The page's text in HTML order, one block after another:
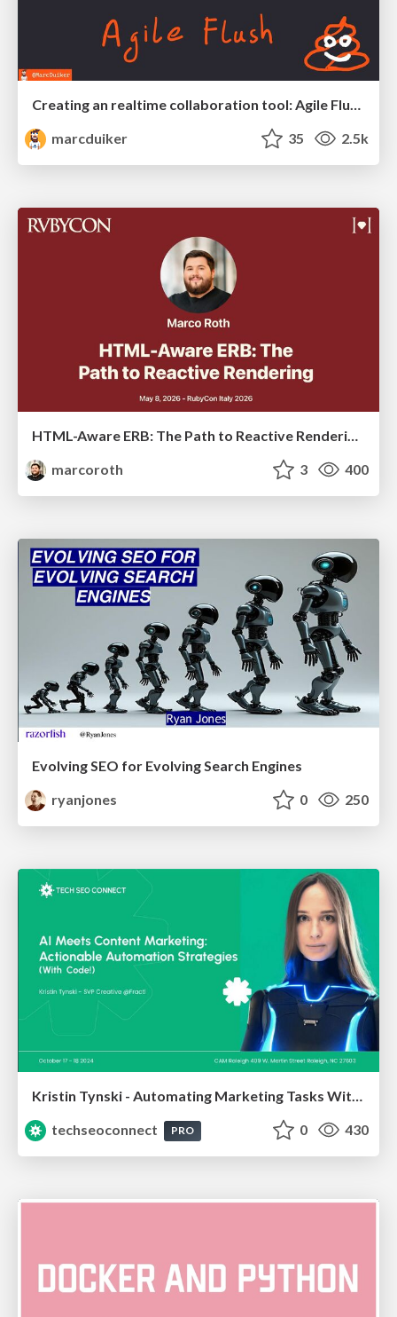
Creating an realtime collaboration tool: Agile Flush - .NET Oxford
marcduiker
35 2.5k
marcoroth
3 400
Evolving SEO for Evolving Search Engines
ryanjones
0 250
Kristin Tynski - Automating Marketing Tasks With AI
techseoconnect
PRO 0 430